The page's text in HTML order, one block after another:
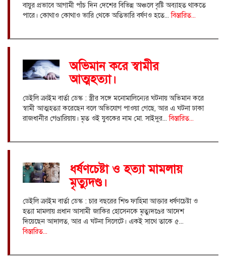
বায়ুর প্রভাবে আগামী পাঁচ দিন দেশের বিভিন্ন অঞ্চলে বৃষ্টি অব্যাহত থাকতে
পারে। কোথাও কোথাও ভারি থেকে অতিভারি বর্ষণও হতে...বিস্তারিত...
অভিমান করে স্বামীর
আত্মহত্যা।
ডেইলি ক্রাইম বার্তা ডেস্ক : স্ত্রীর সঙ্গে মনোমালিন্যের ঘটনায় অভিমান করে
স্বামী আত্মহত্যা করেছেন বলে অভিযোগ পাওয়া গেছে, আর এ ঘটনা ঢাকা
রাজধানীর গেণ্ডারিয়ায়। মৃত ওই যুবকের নাম মো. সাইদুর...বিস্তারিত...
ধর্ষণচেষ্টা ও হত্যা মামলায়
মৃত্যুদণ্ড।
ডেইলি ক্রাইম বার্তা ডেস্ক : চার বছরের শিশু ফাহিমা আক্তার ধর্ষণচেষ্টা ও
হত্যা মামলায় প্রধান আসামী জাকির হোসেনকে মৃত্যুদণ্ডের আদেশ
দিয়েছেন আদালত, আর এ ঘটনা সিলেটে। একই সাথে তাকে ৫...
বিস্তারিত...